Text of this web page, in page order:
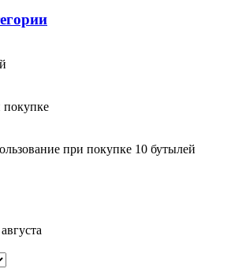
при покупке 10 бутылей
когда ремонт ванной комнаты
что с выбором компании не
Да и по цене не обманули - все
изначально
данных